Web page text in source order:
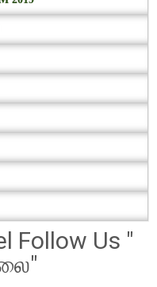
Follow Us "